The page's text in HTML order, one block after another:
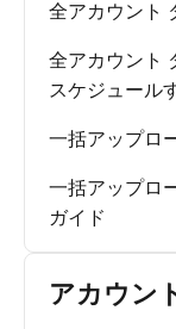
全アカウント
全アカウント
スケジュール
一括アップロ
一括アップロ
ガイド
アカウン